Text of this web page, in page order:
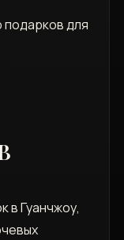
для
в Гуанчжоу,